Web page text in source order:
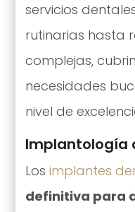
servicios
rutinarias hasta
complejas,
necesidades
nivel de
Implantología
Los implantes
definitiva para